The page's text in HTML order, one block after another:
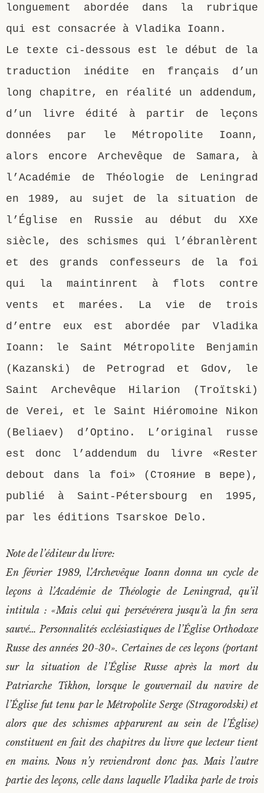
longuement abordée dans la rubrique
qui est consacrée à Vladika Ioann.
Le texte ci-dessous est le début de la
traduction inédite en français d’un
long chapitre, en réalité un addendum,
d’un livre édité à partir de leçons
données par le Métropolite Ioann,
alors encore Archevêque de Samara, à
l’Académie de Théologie de Leningrad
en 1989, au sujet de la situation de
l’Église en Russie au début du XXe
siècle, des schismes qui l’ébranlèrent
et des grands confesseurs de la foi
qui la maintinrent à flots contre
vents et marées. La vie de trois
d’entre eux est abordée par Vladika
Ioann: le Saint Métropolite Benjamin
(Kazanski) de Petrograd et Gdov, le
Saint Archevêque Hilarion (Troïtski)
de Verei, et le Saint Hiéromoine Nikon
(Beliaev) d’Optino. L’original russe
est donc l’addendum du livre «Rester
debout dans la foi» (Стояние в вере),
publié à Saint-Pétersbourg en 1995,
par les éditions Tsarskoe Delo.
Note de l’éditeur du livre:
En février 1989, l’Archevêque Ioann donna un cycle de
leçons à l’Académie de Théologie de Leningrad, qu’il
intitula : «Mais celui qui persévérera jusqu’à la fin sera
sauvé… Personnalités ecclésiastiques de l’Église Orthodoxe
Russe des années 20-30». Certaines de ces leçons (portant
sur la situation de l’Église Russe après la mort du
Patriarche Tikhon, lorsque le gouvernail du navire de
l’Église fut tenu par le Métropolite Serge (Stragorodski) et
alors que des schismes apparurent au sein de l’Église)
constituent en fait des chapitres du livre que lecteur tient
en mains. Nous n’y reviendront donc pas. Mais l’autre
partie des leçons, celle dans laquelle Vladika parle de trois